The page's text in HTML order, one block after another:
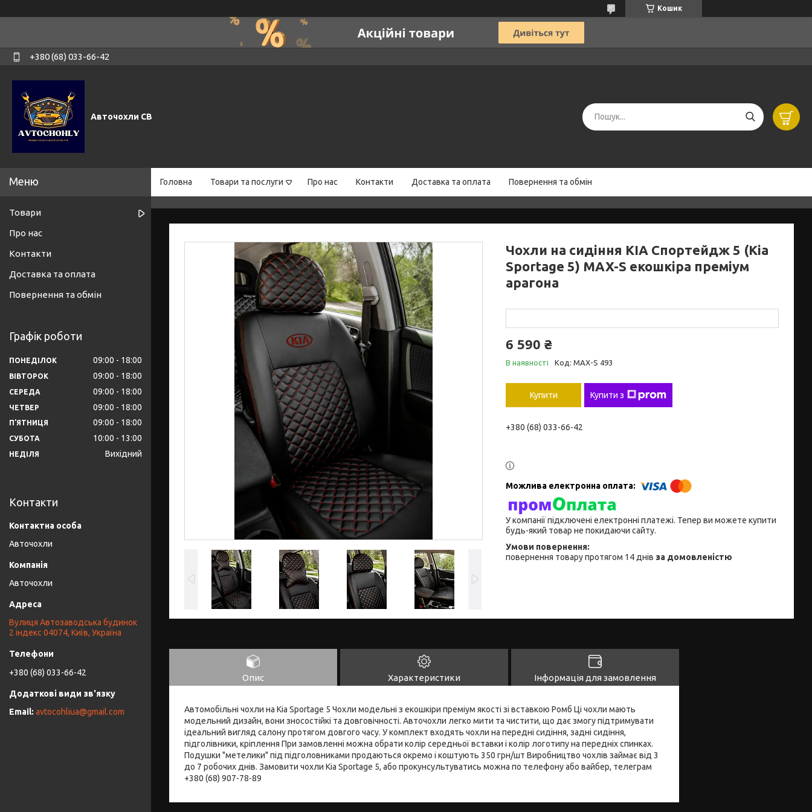
Кошик
+380 (68) 033-66-42
Авточохли СВ
Головна Товари та послуги Про нас Контакти Доставка та оплата Повернення та обмін
Чохли на сидіння КІА Спортейдж 5 (Kia
Sportage 5) MAX-S екошкіра преміум
арагона
6 590 ₴
В наявності Код: MAX-S 493
Купити Купити з
+380 (68) 033-66-42
У компанії підключені електронні платежі. Тепер ви можете купити
будь-який товар не покидаючи сайту.
повернення товару протягом 14 днів за домовленістю
Опис Характеристики Інформація для замовлення
Автомобільні чохли на Kia Sportage 5 Чохли модельні з екошкіри преміум якості зі вставкою Ромб Ці чохли мають
модельний дизайн, вони зносостійкі та довговічності. Авточохли легко мити та чистити, що дає змогу підтримувати
ідеальний вигляд салону протягом довгого часу. У комплект входять чохли на передні сидіння, задні сидіння,
підголівники, кріплення При замовленні можна обрати колір середньої вставки і колір логотипу на передніх спинках.
Подушки "метелики" під підголовниками продаються окремо і коштують 350 грн/шт Виробництво чохлів займає від 3
до 7 робочих днів. Замовити чохли Kia Sportage 5, або прокунсультуватись можна по телефону або вайбер, телеграм
+380 (68) 907-78-89
Товари
Про нас
Контакти
Доставка та оплата
Повернення та обмін
Графік роботи
ПОНЕДІЛОК 09:00 18:00
ВІВТОРОК 09:00 18:00
СЕРЕДА 09:00 18:00
ЧЕТВЕР 09:00 18:00
ПʼЯТНИЦЯ 09:00 18:00
СУБОТА 10:00 13:00
НЕДІЛЯ Вихідний
Контакти
Авточохли
Авточохли
Вулиця Автозаводська будинок
2 індекс 04074, Київ, Україна
+380 (68) 033-66-42
avtocohliua@gmail.com